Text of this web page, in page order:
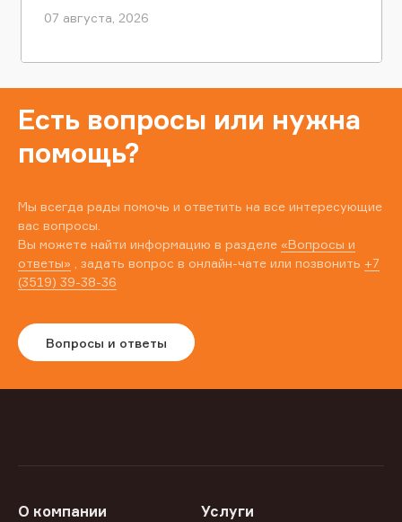
07 августа, 2026
Есть вопросы или нужна
помощь?
Мы всегда рады помочь и ответить на все интересующие
вас вопросы.
Вы можете найти информацию в разделе «Вопросы и
ответы» , задать вопрос в онлайн-чате или позвонить +7
(3519) 39-38-36
Вопросы и ответы
О компании Услуги